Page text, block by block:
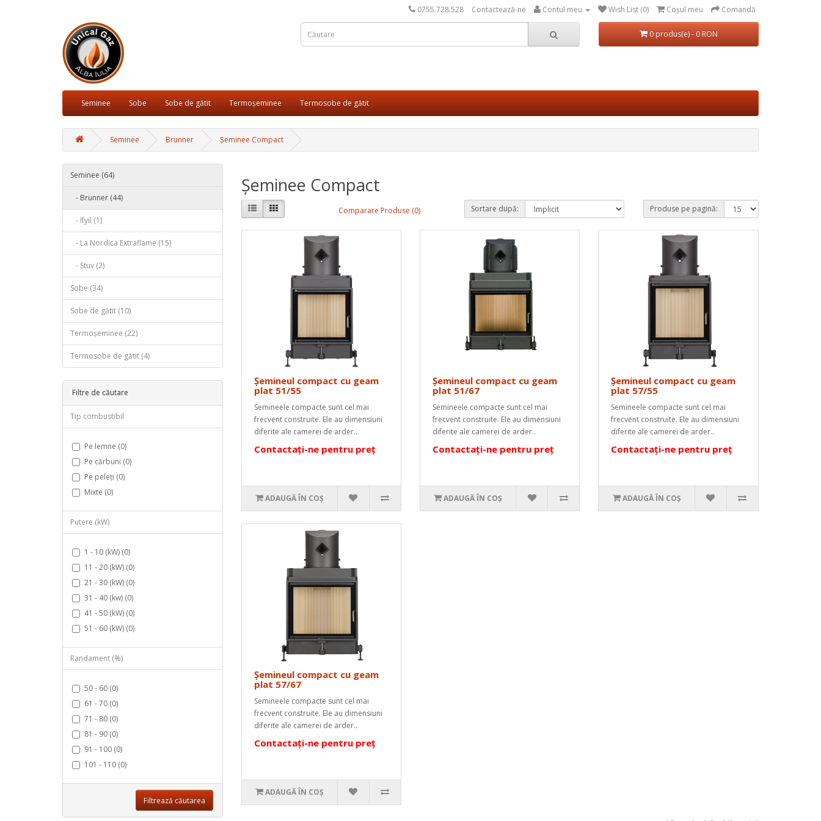
0755.728.528 Contactează-ne Contul meu Wish List (0) Coşul meu Comandă
0 produs(e) - 0 RON
Seminee Sobe Sobe de gătit Termoșeminee Termosobe de gătit
Seminee Brunner Șeminee Compact
Seminee (64)
- Brunner (44)
- Ifyil (1)
- La Nordica Extraflame (15)
- Stuv (2)
Sobe (34)
Sobe de gătit (10)
Termoșeminee (22)
Termosobe de gătit (4)
Filtre de căutare
Tip combustibil
Pe lemne (0)
Pe cărbuni (0)
Pe peleți (0)
Mixte (0)
Putere (kW)
1 - 10 (kW) (0)
11 - 20 (kW) (0)
21 - 30 (kW) (0)
31 - 40 (kw) (0)
41 - 50 (kW) (0)
51 - 60 (kW) (0)
Randament (%)
50 - 60 (0)
61 - 70 (0)
71 - 80 (0)
81 - 90 (0)
91 - 100 (0)
101 - 110 (0)
Filtrează căutarea
Șeminee Compact
Comparare Produse (0) Sortare după: Produse pe pagină:
Șemineul compact cu geam
plat 51/55
Semineele compacte sunt cel mai
frecvent construite. Ele au dimensiuni
diferite ale camerei de arder..
Contactați-ne pentru preț
ADAUGĂ ÎN COŞ
Șemineul compact cu geam
plat 51/67
Semineele compacte sunt cel mai
frecvent construite. Ele au dimensiuni
diferite ale camerei de arder..
Contactați-ne pentru preț
ADAUGĂ ÎN COŞ
Șemineul compact cu geam
plat 57/55
Semineele compacte sunt cel mai
frecvent construite. Ele au dimensiuni
diferite ale camerei de arder..
Contactați-ne pentru preț
ADAUGĂ ÎN COŞ
Șemineul compact cu geam
plat 57/67
Semineele compacte sunt cel mai
frecvent construite. Ele au dimensiuni
diferite ale camerei de arder..
Contactați-ne pentru preț
ADAUGĂ ÎN COŞ